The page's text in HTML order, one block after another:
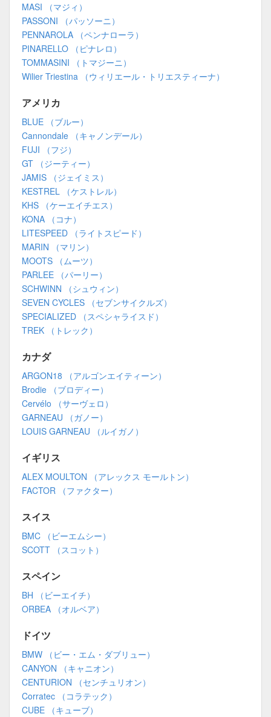
MASI （マジィ）
PASSONI （パッソーニ）
PENNAROLA （ペンナローラ）
PINARELLO （ピナレロ）
TOMMASINI （トマジーニ）
Wilier Triestina （ウィリエール・トリエスティーナ）
アメリカ
BLUE （ブルー）
Cannondale （キャノンデール）
FUJI （フジ）
GT （ジーティー）
JAMIS （ジェイミス）
KESTREL （ケストレル）
KHS （ケーエイチエス）
KONA （コナ）
LITESPEED （ライトスピード）
MARIN （マリン）
MOOTS （ムーツ）
PARLEE （パーリー）
SCHWINN （シュウィン）
SEVEN CYCLES （セブンサイクルズ）
SPECIALIZED （スペシャライスド）
TREK （トレック）
カナダ
ARGON18 （アルゴンエイティーン）
Brodie （ブロディー）
Cervélo （サーヴェロ）
GARNEAU （ガノー）
LOUIS GARNEAU （ルイガノ）
イギリス
ALEX MOULTON （アレックス モールトン）
FACTOR （ファクター）
スイス
BMC （ビーエムシー）
SCOTT （スコット）
スペイン
BH （ビーエイチ）
ORBEA （オルベア）
ドイツ
BMW （ビー・エム・ダブリュー）
CANYON （キャニオン）
CENTURION （センチュリオン）
Corratec （コラテック）
CUBE （キューブ）